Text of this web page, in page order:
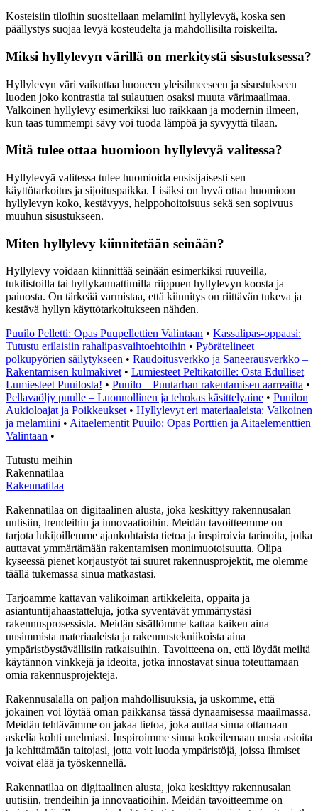
Kosteisiin tiloihin suositellaan melamiini hyllylevyä, koska sen
päällystys suojaa levyä kosteudelta ja mahdollisilta roiskeilta.
Miksi hyllylevyn värillä on merkitystä sisustuksessa?
Hyllylevyn väri vaikuttaa huoneen yleisilmeeseen ja sisustukseen
luoden joko kontrastia tai sulautuen osaksi muuta värimaailmaa.
Valkoinen hyllylevy esimerkiksi luo raikkaan ja modernin ilmeen,
kun taas tummempi sävy voi tuoda lämpöä ja syvyyttä tilaan.
Mitä tulee ottaa huomioon hyllylevyä valitessa?
Hyllylevyä valitessa tulee huomioida ensisijaisesti sen
käyttötarkoitus ja sijoituspaikka. Lisäksi on hyvä ottaa huomioon
hyllylevyn koko, kestävyys, helppohoitoisuus sekä sen sopivuus
muuhun sisustukseen.
Miten hyllylevy kiinnitetään seinään?
Hyllylevy voidaan kiinnittää seinään esimerkiksi ruuveilla,
tukilistoilla tai hyllykannattimilla riippuen hyllylevyn koosta ja
painosta. On tärkeää varmistaa, että kiinnitys on riittävän tukeva ja
kestävä hyllyn käyttötarkoitukseen nähden.
Puuilo Pelletti: Opas Puupellettien Valintaan • Kassalipas-oppaasi:
Tutustu erilaisiin rahalipasvaihtoehtoihin • Pyörätelineet
polkupyörien säilytykseen • Raudoitusverkko ja Saneerausverkko –
Rakentamisen kulmakivet • Lumiesteet Peltikatoille: Osta Edulliset
Lumiesteet Puuilosta! • Puuilo – Puutarhan rakentamisen aarreaitta •
Pellavaöljy puulle – Luonnollinen ja tehokas käsittelyaine • Puuilon
Aukioloajat ja Poikkeukset • Hyllylevyt eri materiaaleista: Valkoinen
ja melamiini • Aitaelementit Puuilo: Opas Porttien ja Aitaelementtien
Valintaan •
Tutustu meihin
Rakennatilaa
Rakennatilaa
Rakennatilaa on digitaalinen alusta, joka keskittyy rakennusalan
uutisiin, trendeihin ja innovaatioihin. Meidän tavoitteemme on
tarjota lukijoillemme ajankohtaista tietoa ja inspiroivia tarinoita, jotka
auttavat ymmärtämään rakentamisen monimuotoisuutta. Olipa
kyseessä pienet korjaustyöt tai suuret rakennusprojektit, me olemme
täällä tukemassa sinua matkastasi.
Tarjoamme kattavan valikoiman artikkeleita, oppaita ja
asiantuntijahaastatteluja, jotka syventävät ymmärrystäsi
rakennusprosessista. Meidän sisällömme kattaa kaiken aina
uusimmista materiaaleista ja rakennustekniikoista aina
ympäristöystävällisiin ratkaisuihin. Tavoitteena on, että löydät meiltä
käytännön vinkkejä ja ideoita, jotka innostavat sinua toteuttamaan
omia rakennusprojekteja.
Rakennusalalla on paljon mahdollisuuksia, ja uskomme, että
jokainen voi löytää oman paikkansa tässä dynaamisessa maailmassa.
Meidän tehtävämme on jakaa tietoa, joka auttaa sinua ottamaan
askelia kohti unelmiasi. Inspiroimme sinua kokeilemaan uusia asioita
ja kehittämään taitojasi, jotta voit luoda ympäristöjä, joissa ihmiset
voivat elää ja työskennellä.
Rakennatilaa on digitaalinen alusta, joka keskittyy rakennusalan
uutisiin, trendeihin ja innovaatioihin. Meidän tavoitteemme on